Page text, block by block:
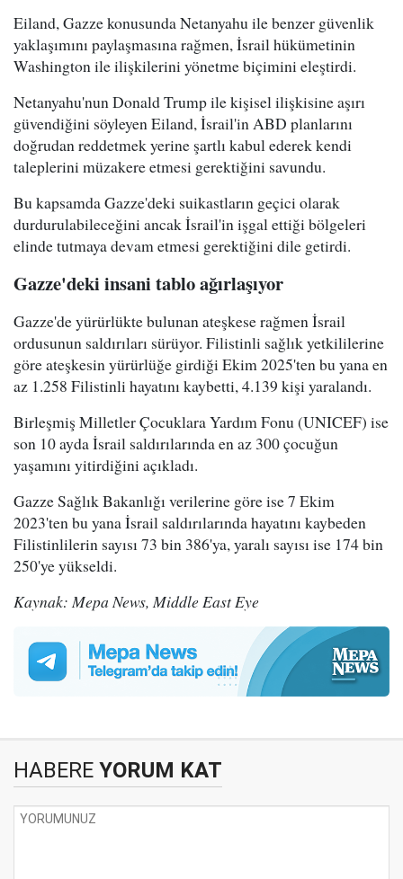
Eiland, Gazze konusunda Netanyahu ile benzer güvenlik
yaklaşımını paylaşmasına rağmen, İsrail hükümetinin
Washington ile ilişkilerini yönetme biçimini eleştirdi.
Netanyahu'nun Donald Trump ile kişisel ilişkisine aşırı
güvendiğini söyleyen Eiland, İsrail'in ABD planlarını
doğrudan reddetmek yerine şartlı kabul ederek kendi
taleplerini müzakere etmesi gerektiğini savundu.
Bu kapsamda Gazze'deki suikastların geçici olarak
durdurulabileceğini ancak İsrail'in işgal ettiği bölgeleri
elinde tutmaya devam etmesi gerektiğini dile getirdi.
Gazze'deki insani tablo ağırlaşıyor
Gazze'de yürürlükte bulunan ateşkese rağmen İsrail
ordusunun saldırıları sürüyor. Filistinli sağlık yetkililerine
göre ateşkesin yürürlüğe girdiği Ekim 2025'ten bu yana en
az 1.258 Filistinli hayatını kaybetti, 4.139 kişi yaralandı.
Birleşmiş Milletler Çocuklara Yardım Fonu (UNICEF) ise
son 10 ayda İsrail saldırılarında en az 300 çocuğun
yaşamını yitirdiğini açıkladı.
Gazze Sağlık Bakanlığı verilerine göre ise 7 Ekim
2023'ten bu yana İsrail saldırılarında hayatını kaybeden
Filistinlilerin sayısı 73 bin 386'ya, yaralı sayısı ise 174 bin
250'ye yükseldi.
Kaynak: Mepa News, Middle East Eye
HABERE YORUM KAT